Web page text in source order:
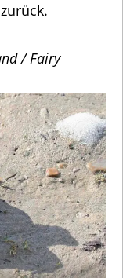
/ Fairy